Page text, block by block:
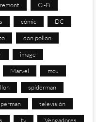
Ci-Fi
cómic DC
don pollon
image
Marvel mcu
spiderman
televisión
tv Vengadores